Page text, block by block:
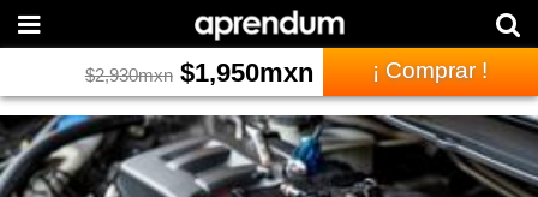
$2,930mxn $1,950mxn ¡ Comprar !